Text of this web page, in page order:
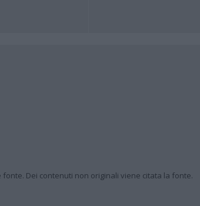
Dei contenuti non originali viene citata la fonte.